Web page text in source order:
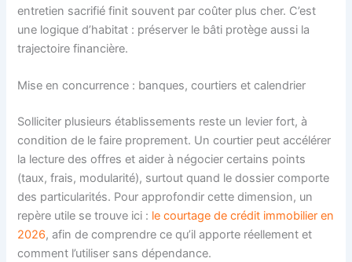
entretien sacrifié finit souvent par coûter plus cher. C’est
une logique d’habitat : préserver le bâti protège aussi la
trajectoire financière.
Mise en concurrence : banques, courtiers et calendrier
Solliciter plusieurs établissements reste un levier fort, à
condition de le faire proprement. Un courtier peut accélérer
la lecture des offres et aider à négocier certains points
(taux, frais, modularité), surtout quand le dossier comporte
des particularités. Pour approfondir cette dimension, un
repère utile se trouve ici : le courtage de crédit immobilier en
2026, afin de comprendre ce qu’il apporte réellement et
comment l’utiliser sans dépendance.